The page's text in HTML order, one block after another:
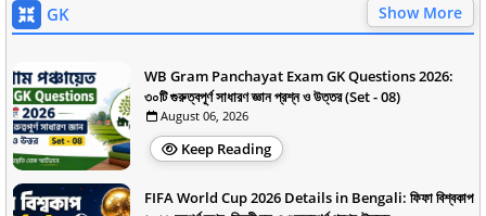
GK Show More
WB Gram Panchayat Exam GK Questions 2026:
৩০টি গুরুত্বপূর্ণ সাধারণ জ্ঞান প্রশ্ন ও উত্তর (Set - 08)
August 06, 2026
Keep Reading
FIFA World Cup 2026 Details in Bengali: ফিফা বিশ্বকাপ